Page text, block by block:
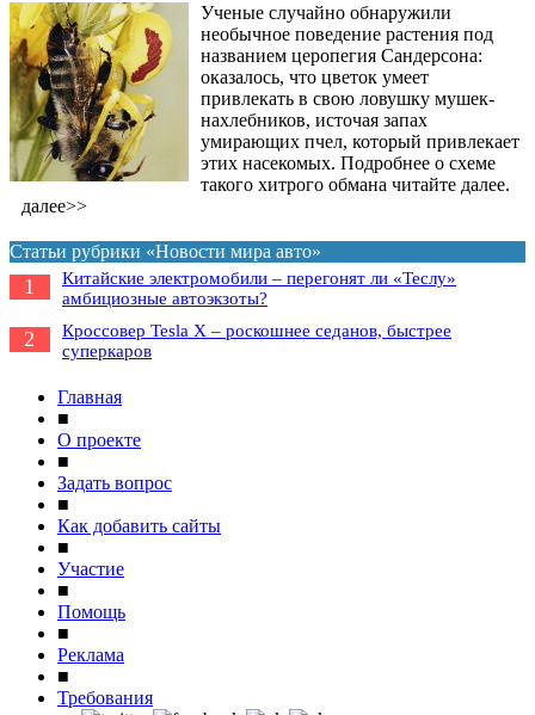
Ученые случайно обнаружили
необычное поведение растения под
названием церопегия Сандерсона:
оказалось, что цветок умеет
привлекать в свою ловушку мушек-
нахлебников, источая запах
умирающих пчел, который привлекает
этих насекомых. Подробнее о схеме
такого хитрого обмана читайте далее.
далее>>
Статьи рубрики «Новости мира авто»
1
Китайские электромобили – перегонят ли «Теслу»
амбициозные автоэкзоты?
2
Кроссовер Tesla X – роскошнее седанов, быстрее
суперкаров
Главная
■
О проекте
■
Задать вопрос
■
Как добавить сайты
■
Участие
■
Помощь
■
Реклама
■
Требования